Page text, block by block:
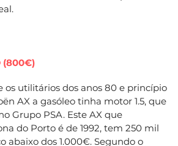
(800€)
os utilitários dos anos 80 e princípio
AX a gasóleo tinha motor 1.5, que
Grupo PSA. Este AX que
do Porto é de 1992, tem 250 mil
abaixo dos 1.000€. Segundo o